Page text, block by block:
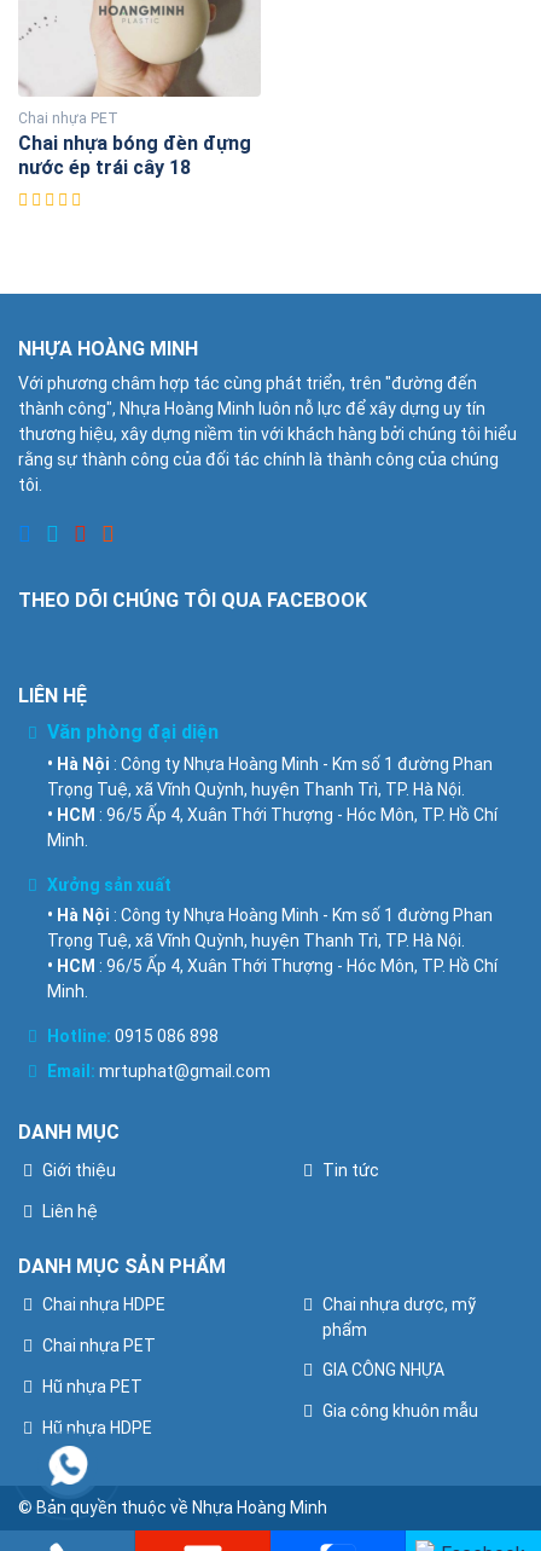
Chai nhựa PET
Chai nhựa bóng đèn đựng
nước ép trái cây 18
NHỰA HOÀNG MINH
Với phương châm hợp tác cùng phát triển, trên "đường đến
thành công", Nhựa Hoàng Minh luôn nỗ lực để xây dựng uy tín
thương hiệu, xây dựng niềm tin với khách hàng bởi chúng tôi hiểu
rằng sự thành công của đối tác chính là thành công của chúng
tôi.
THEO DÕI CHÚNG TÔI QUA FACEBOOK
LIÊN HỆ
Văn phòng đại diện
• Hà Nội : Công ty Nhựa Hoàng Minh - Km số 1 đường Phan
Trọng Tuệ, xã Vĩnh Quỳnh, huyện Thanh Trì, TP. Hà Nội.
• HCM : 96/5 Ấp 4, Xuân Thới Thượng - Hóc Môn, TP. Hồ Chí
Minh.
Xưởng sản xuất
• Hà Nội : Công ty Nhựa Hoàng Minh - Km số 1 đường Phan
Trọng Tuệ, xã Vĩnh Quỳnh, huyện Thanh Trì, TP. Hà Nội.
• HCM : 96/5 Ấp 4, Xuân Thới Thượng - Hóc Môn, TP. Hồ Chí
Minh.
Hotline: 0915 086 898
Email: mrtuphat@gmail.com
DANH MỤC
Giới thiệu
Liên hệ
Tin tức
DANH MỤC SẢN PHẨM
Chai nhựa HDPE
Chai nhựa PET
Hũ nhựa PET
Hũ nhựa HDPE
Chai nhựa dược, mỹ
phẩm
GIA CÔNG NHỰA
Gia công khuôn mẫu
© Bản quyền thuộc về Nhựa Hoàng Minh